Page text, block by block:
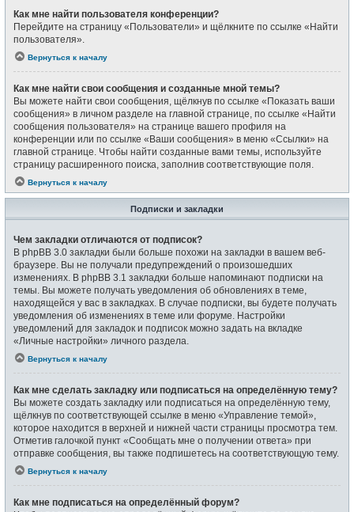
Как мне найти пользователя конференции?
Перейдите на страницу «Пользователи» и щёлкните по ссылке «Найти
пользователя».
Вернуться к началу
Как мне найти свои сообщения и созданные мной темы?
Вы можете найти свои сообщения, щёлкнув по ссылке «Показать ваши
сообщения» в личном разделе на главной странице, по ссылке «Найти
сообщения пользователя» на странице вашего профиля на
конференции или по ссылке «Ваши сообщения» в меню «Ссылки» на
главной странице. Чтобы найти созданные вами темы, используйте
страницу расширенного поиска, заполнив соответствующие поля.
Вернуться к началу
Подписки и закладки
Чем закладки отличаются от подписок?
В phpBB 3.0 закладки были больше похожи на закладки в вашем веб-
браузере. Вы не получали предупреждений о произошедших
изменениях. В phpBB 3.1 закладки больше напоминают подписки на
темы. Вы можете получать уведомления об обновлениях в теме,
находящейся у вас в закладках. В случае подписки, вы будете получать
уведомления об изменениях в теме или форуме. Настройки
уведомлений для закладок и подписок можно задать на вкладке
«Личные настройки» личного раздела.
Вернуться к началу
Как мне сделать закладку или подписаться на определённую тему?
Вы можете создать закладку или подписаться на определённую тему,
щёлкнув по соответствующей ссылке в меню «Управление темой»,
которое находится в верхней и нижней части страницы просмотра тем.
Отметив галочкой пункт «Сообщать мне о получении ответа» при
отправке сообщения, вы также подпишетесь на соответствующую тему.
Вернуться к началу
Как мне подписаться на определённый форум?